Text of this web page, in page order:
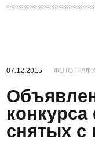
07.12.2015
снятых